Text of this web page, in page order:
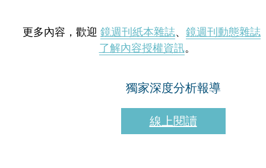
更多內容，歡迎 鏡週刊紙本雜誌、 鏡週刊動態雜誌
了解內容授權資訊。
獨家深度分析報導
線上閱讀